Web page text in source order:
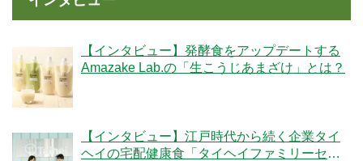
【インタビュー】発酵食をアップデートする
Amazake Lab.の「生こうじあまざけ」とは？
【インタビュー】江戸時代から続く企業タイ
ヘイの宅配健康食「タイヘイファミリーセッ